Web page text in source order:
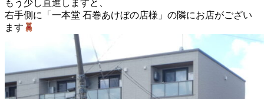
もう少し直進しますと、
右手側に「一本堂 石巻あけぼの店様」の隣にお店がござい
ます